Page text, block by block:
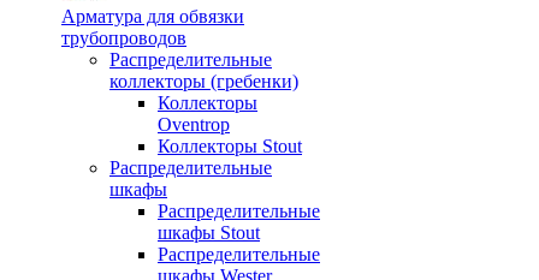
Арматура для обвязки
трубопроводов
Распределительные
коллекторы (гребенки)
Коллекторы
Oventrop
Коллекторы Stout
Распределительные
шкафы
Распределительные
шкафы Stout
Распределительные